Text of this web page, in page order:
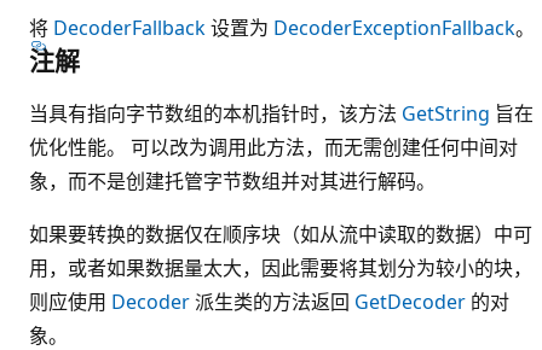
将 DecoderFallback设置为 DecoderExceptionFallback。
注解
当具有指向字节数组的本机指针时，该方法 GetString 旨在
优化性能。 可以改为调用此方法，而无需创建任何中间对
象，而不是创建托管字节数组并对其进行解码。
如果要转换的数据仅在顺序块（如从流中读取的数据）中可
用，或者如果数据量太大，因此需要将其划分为较小的块，
则应使用 Decoder派生类的方法返回 GetDecoder 的对
象。